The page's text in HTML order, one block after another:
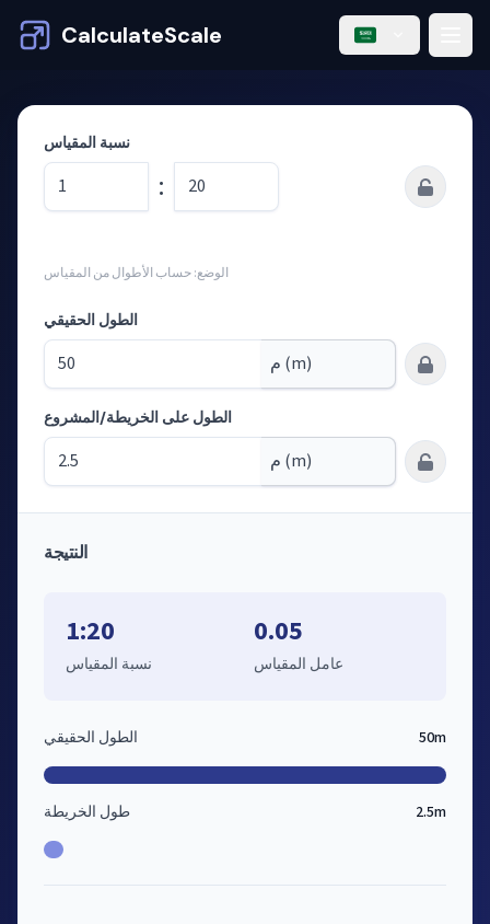
CalculateScale
نسبة المقياس
:
الوضع: حساب الأطوال من المقياس
الطول الحقيقي
الطول على الخريطة/المشروع
النتيجة
1:20
نسبة المقياس
0.05
عامل المقياس
الطول الحقيقي 50m
طول الخريطة 2.5m